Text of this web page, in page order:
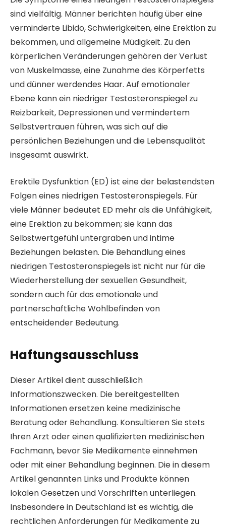
sind vielfältig. Männer berichten häufig über eine
verminderte Libido, Schwierigkeiten, eine Erektion zu
bekommen, und allgemeine Müdigkeit. Zu den
körperlichen Veränderungen gehören der Verlust
von Muskelmasse, eine Zunahme des Körperfetts
und dünner werdendes Haar. Auf emotionaler
Ebene kann ein niedriger Testosteronspiegel zu
Reizbarkeit, Depressionen und vermindertem
Selbstvertrauen führen, was sich auf die
persönlichen Beziehungen und die Lebensqualität
insgesamt auswirkt.
Erektile Dysfunktion (ED) ist eine der belastendsten
Folgen eines niedrigen Testosteronspiegels. Für
viele Männer bedeutet ED mehr als die Unfähigkeit,
eine Erektion zu bekommen; sie kann das
Selbstwertgefühl untergraben und intime
Beziehungen belasten. Die Behandlung eines
niedrigen Testosteronspiegels ist nicht nur für die
Wiederherstellung der sexuellen Gesundheit,
sondern auch für das emotionale und
partnerschaftliche Wohlbefinden von
entscheidender Bedeutung.
Haftungsausschluss
Dieser Artikel dient ausschließlich
Informationszwecken. Die bereitgestellten
Informationen ersetzen keine medizinische
Beratung oder Behandlung. Konsultieren Sie stets
Ihren Arzt oder einen qualifizierten medizinischen
Fachmann, bevor Sie Medikamente einnehmen
oder mit einer Behandlung beginnen. Die in diesem
Artikel genannten Links und Produkte können
lokalen Gesetzen und Vorschriften unterliegen.
Insbesondere in Deutschland ist es wichtig, die
rechtlichen Anforderungen für Medikamente zu